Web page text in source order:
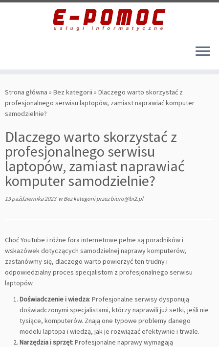
do
treści
Strona główna » Bez kategorii » Dlaczego warto skorzystać z
profesjonalnego serwisu laptopów, zamiast naprawiać komputer
samodzielnie?
Dlaczego warto skorzystać z
profesjonalnego serwisu
laptopów, zamiast naprawiać
komputer samodzielnie?
13 października 2023wBez kategoriiprzezbiuro@bi2.pl
Choć YouTube i różne fora internetowe pełne są poradników i
wskazówek dotyczących samodzielnej naprawy komputerów,
zastanówmy się, dlaczego warto powierzyć ten trudny i
odpowiedzialny proces specjalistom z profesjonalnego serwisu
laptopów.
Doświadczenie i wiedza: Profesjonalne serwisy dysponują
doświadczonymi specjalistami, którzy naprawili już setki, jeśli nie
tysiące, komputerów. Znają one typowe problemy danego
modelu laptopa i wiedzą, jak je rozwiązać efektywnie i trwale.
Narzędzia i sprzęt: Profesjonalne naprawy wymagają